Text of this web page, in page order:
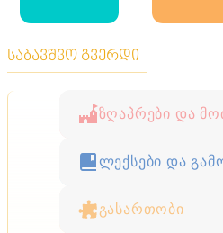
საბავშვო გვერდი
ზღაპრები და
ლექსები და
გასართობი